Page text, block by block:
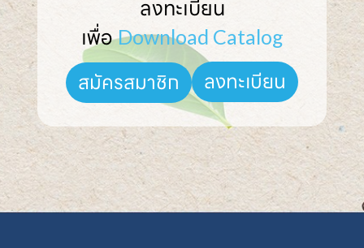
ลงทะเบียน
เพื่อ Download Catalog
สมัครสมาชิก ลงทะเบียน